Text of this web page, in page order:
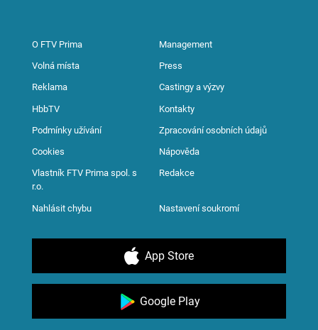
O FTV Prima Management
Volná místa Press
Reklama Castingy a výzvy
HbbTV Kontakty
Podmínky užívání Zpracování osobních údajů
Cookies Nápověda
Vlastník FTV Prima spol. s
r.o.
Redakce
Nahlásit chybu Nastavení soukromí
App Store
Google Play